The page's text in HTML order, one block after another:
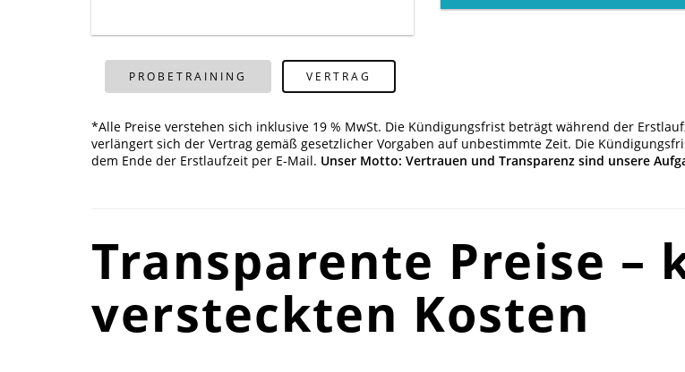
PROBETRAINING VERTRAG
*Alle Preise verstehen sich inklusive 19 % MwSt. Die Kündigungsfrist beträgt während der
verlängert sich der Vertrag gemäß gesetzlicher Vorgaben auf unbestimmte Zeit. Die
dem Ende der Erstlaufzeit per E-Mail. Unser Motto: Vertrauen und Transparenz sind unsere
Transparente Preise –
versteckten Kosten